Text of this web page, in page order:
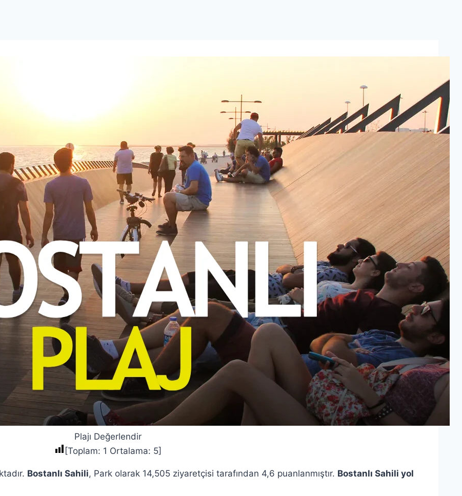
Plajı Değerlendir
[Toplam: 1 Ortalama: 5]
Bostanlı Sahili, Park olarak 14,505 ziyaretçisi tarafından 4,6 puanlanmıştır. Bostanlı Sahili yol